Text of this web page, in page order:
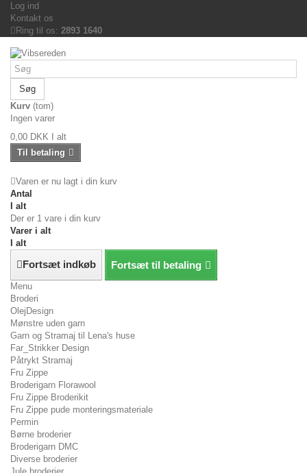
Log ind
Kontakt os
Ring til os: 2893 1640
Søg
Kurv (tom)
Ingen varer
0,00 DKK
I alt
Til betaling
Varen er nu lagt i din kurv
Antal
I alt
Der er 1 vare i din kurv
Varer i alt
I alt
Fortsæt indkøb Fortsæt til betaling
Menu
Broderi
OlejDesign
Mønstre uden garn
Garn og Stramaj til Lena's huse
Far_Strikker Design
Påtrykt Stramaj
Fru Zippe
Broderigarn Florawool
Fru Zippe Broderikit
Fru Zippe pude monteringsmateriale
Permin
Børne broderier
Broderigarn DMC
Diverse broderier